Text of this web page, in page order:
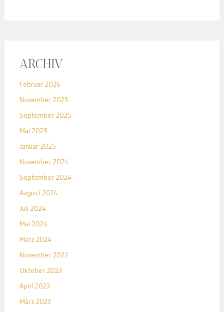
ARCHIV
Februar 2026
November 2025
September 2025
Mai 2025
Januar 2025
November 2024
September 2024
August 2024
Juli 2024
Mai 2024
März 2024
November 2023
Oktober 2023
April 2023
März 2023